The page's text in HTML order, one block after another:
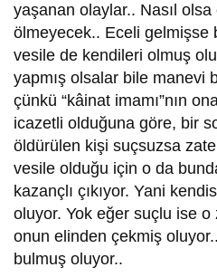
yaşanan olaylar.. Nasıl
ölmeyecek.. Eceli gelmişse
vesile de kendileri olmuş
yapmış olsalar bile manevi
çünkü “kâinat imamı”nın
icazetli olduğuna göre, bir
öldürülen kişi suçsuzsa
vesile olduğu için o da
kazançlı çıkıyor. Yani
oluyor. Yok eğer suçlu ise o
onun elinden çekmiş
bulmuş oluyor..